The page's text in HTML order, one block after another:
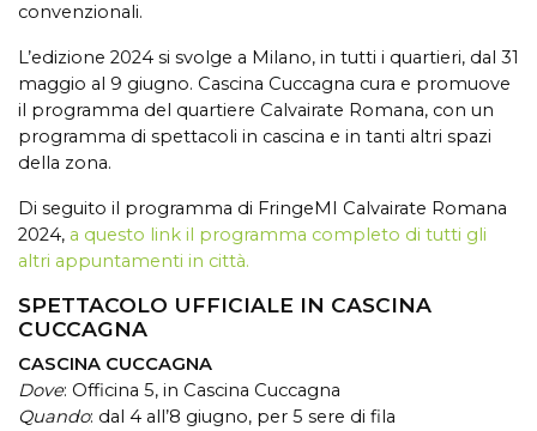
convenzionali.
L’edizione 2024 si svolge a Milano, in tutti i quartieri, dal 31
maggio al 9 giugno. Cascina Cuccagna cura e promuove
il programma del quartiere Calvairate Romana, con un
programma di spettacoli in cascina e in tanti altri spazi
della zona.
Di seguito il programma di FringeMI Calvairate Romana
2024, a questo link il programma completo di tutti gli
altri appuntamenti in città.
SPETTACOLO UFFICIALE IN CASCINA
CUCCAGNA
CASCINA CUCCAGNA
Dove: Officina 5, in Cascina Cuccagna
Quando: dal 4 all’8 giugno, per 5 sere di fila